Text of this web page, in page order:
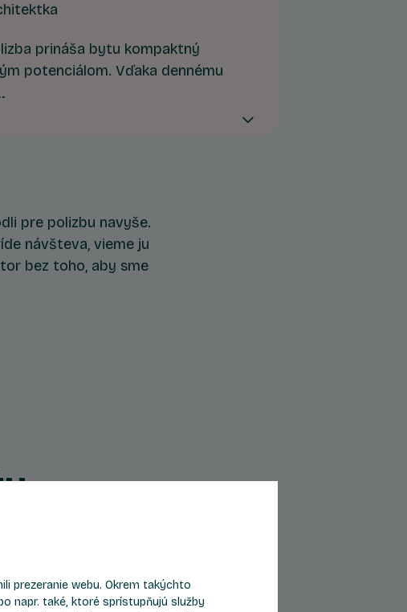
prináša bytu kompaktný
potenciálom. Vďaka dennému
od hlavnej časti bytu ponúka
pre polizbu navyše.
návšteva, vieme ju
bez toho, aby sme
Byt B704
prezeranie webu. Okrem takýchto
napr. také, ktoré sprístupňujú služby